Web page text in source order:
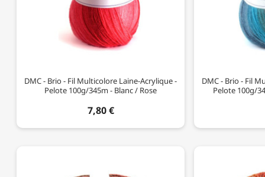
DMC - Brio - Fil Multicolore Laine-Acrylique -
Pelote 100g/345m - Blanc / Rose
7,80 €
DMC - Brio - Fil
Pelote 100g/